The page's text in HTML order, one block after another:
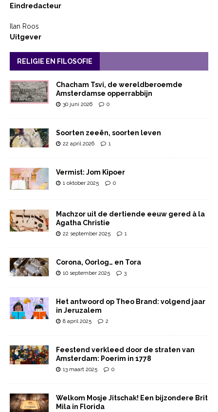
Eindredacteur
Ilan Roos
Uitgever
RELIGIE EN FILOSOFIE
Chacham Tsvi, de wereldberoemde
Amsterdamse opperrabbijn
30 juni 2026 0
Soorten zeeën, soorten leven
22 april 2026 1
Vermist: Jom Kipoer
1 oktober 2025 0
Machzor uit de dertiende eeuw gered à la
Agatha Christie
22 september 2025 1
Corona, Oorlog… en Tora
10 september 2025 3
Het antwoord op Theo Brand: volgend jaar
in Jeruzalem
8 april 2025 2
Feestend verkleed door de straten van
Amsterdam: Poerim in 1778
13 maart 2025 0
Welkom Mosje Jitschak! Een bijzondere Brit
Mila in Florida